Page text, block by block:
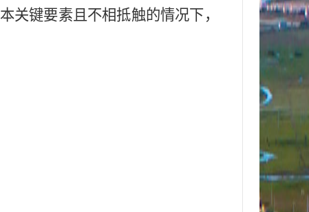
关键要素且 不相抵触的情况下，